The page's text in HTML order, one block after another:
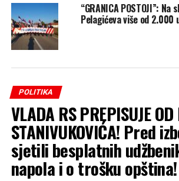
“GRANICA POSTOJI”:
Pelagićeva više od 2.000
POLITIKA
VLADA RS PREPISUJE
STANIVUKOVIĆA! Pred
sjetili besplatnih
napola i o trošku opština!